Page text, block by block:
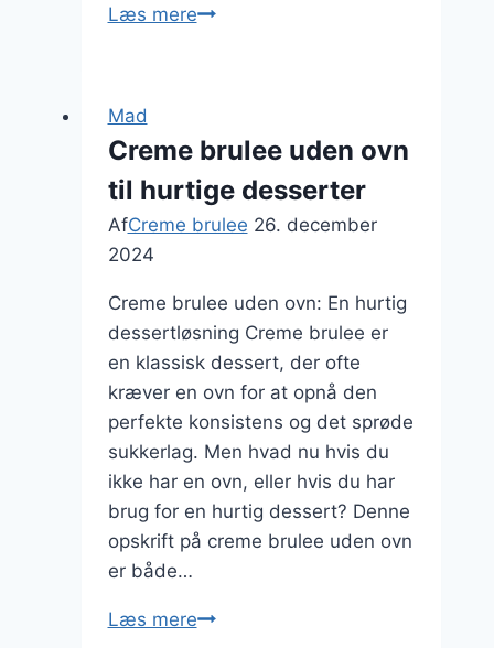
Læs mereKarameliseret
Mad
Creme brulee uden ovn
til hurtige desserter
AfCreme brulee 26. december
2024
Creme brulee uden ovn: En hurtig
dessertløsning Creme brulee er
en klassisk dessert, der ofte
kræver en ovn for at opnå den
perfekte konsistens og det sprøde
sukkerlag. Men hvad nu hvis du
ikke har en ovn, eller hvis du har
brug for en hurtig dessert? Denne
opskrift på creme brulee uden ovn
er både…
Læs mereCreme